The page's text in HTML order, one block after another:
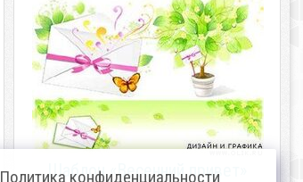
Шаблон «Весенний привет»
Политика конфиденциальности